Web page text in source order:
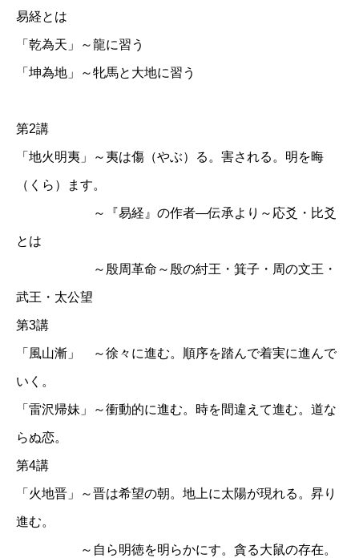
易経とは
「乾為天」～龍に習う
「坤為地」～牝馬と大地に習う
第2講
「地火明夷」～夷は傷（やぶ）る。害される。明を晦
（くら）ます。
～『易経』の作者―伝承より～応爻・比爻
とは
～殷周革命～殷の紂王・箕子・周の文王・
武王・太公望
第3講
「風山漸」 ～徐々に進む。順序を踏んで着実に進んで
いく。
「雷沢帰妹」～衝動的に進む。時を間違えて進む。道な
らぬ恋。
第4講
「火地晋」～晋は希望の朝。地上に太陽が現れる。昇り
進む。
～自ら明徳を明らかにす。貪る大鼠の存在。